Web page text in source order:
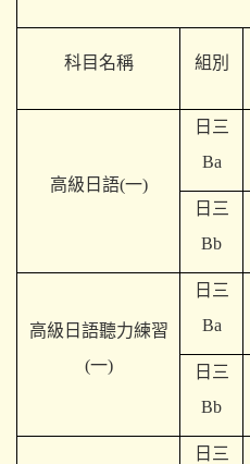
科目名稱 組別
高級日語(一)
日三
Ba
日三
Bb
高級日語聽力練習
(一)
日三
Ba
日三
Bb
日三